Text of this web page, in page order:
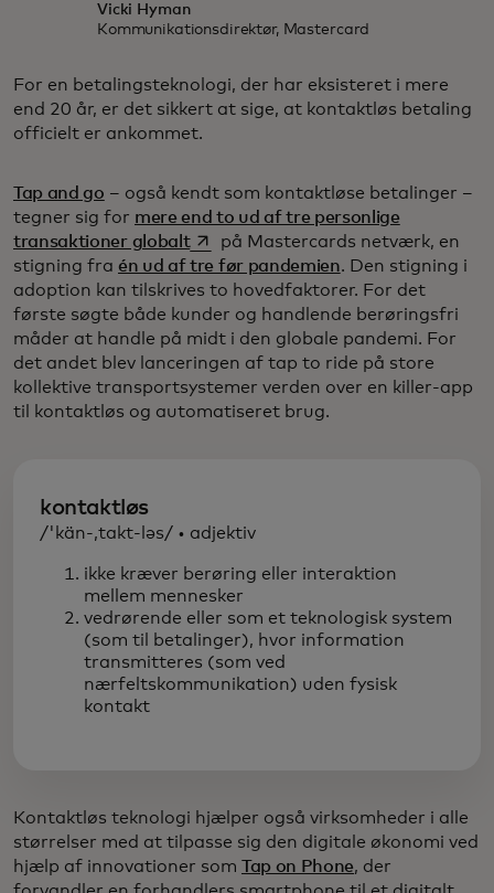
Vicki Hyman
Kommunikationsdirektør, Mastercard
For en betalingsteknologi, der har eksisteret i mere
end 20 år, er det sikkert at sige, at kontaktløs betaling
officielt er ankommet.
Tap and go – også kendt som kontaktløse betalinger –
tegner sig for mere end to ud af tre personlige
transaktioner globaltopens in a new tab
på Mastercards netværk, en
stigning fra én ud af tre før pandemien. Den stigning i
adoption kan tilskrives to hovedfaktorer. For det
første søgte både kunder og handlende berøringsfri
måder at handle på midt i den globale pandemi. For
det andet blev lanceringen af tap to ride på store
kollektive transportsystemer verden over en killer-app
til kontaktløs og automatiseret brug.
kontaktløs
/'kän-,takt-ləs/ • adjektiv
ikke kræver berøring eller interaktion
mellem mennesker
vedrørende eller som et teknologisk system
(som til betalinger), hvor information
transmitteres (som ved
nærfeltskommunikation) uden fysisk
kontakt
Kontaktløs teknologi hjælper også virksomheder i alle
størrelser med at tilpasse sig den digitale økonomi ved
hjælp af innovationer som Tap on Phone, der